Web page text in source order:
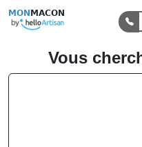
MON MACON
Vous